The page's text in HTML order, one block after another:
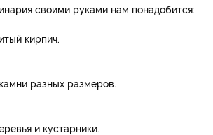
своими руками нам понадобится:
кирпич.
разных размеров.
и кустарники.